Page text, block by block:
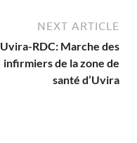
NEXT ARTICLE
Uvira-RDC: Marche des
infirmiers de la zone de
santé d’Uvira